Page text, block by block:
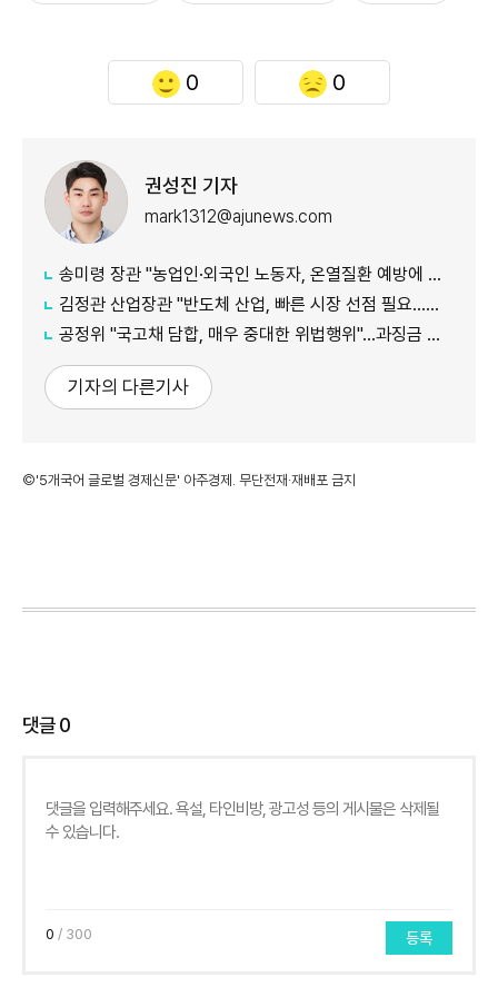
0 0
권성진 기자
mark1312@ajunews.com
송미령 장관 "농업인·외국인 노동자, 온열질환 예방에 가용자원 총동원"
김정관 산업장관 "반도체 산업, 빠른 시장 선점 필요…주52시간제 손봐야"
공정위 "국고채 담합, 매우 중대한 위법행위"...과징금 최대 15조원 전망
기자의 다른기사
©'5개국어 글로벌 경제신문' 아주경제. 무단전재·재배포 금지
댓글0
0 / 300 등록